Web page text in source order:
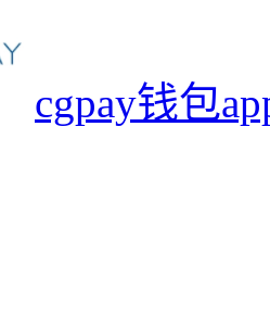
cgpay钱包